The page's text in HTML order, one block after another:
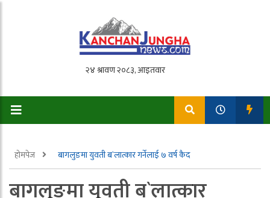
होमपेज बागलुङमा युवती ब`लात्कार गर्नेलाई ७ वर्ष कैद